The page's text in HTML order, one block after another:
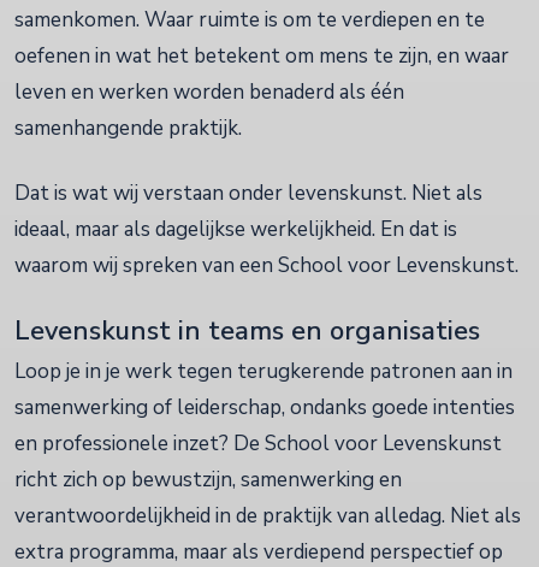
samenkomen. Waar ruimte is om te verdiepen en te
oefenen in wat het betekent om mens te zijn, en waar
leven en werken worden benaderd als één
samenhangende praktijk.
Dat is wat wij verstaan onder levenskunst. Niet als
ideaal, maar als dagelijkse werkelijkheid. En dat is
waarom wij spreken van een School voor Levenskunst.
Levenskunst in teams en organisaties
Loop je in je werk tegen terugkerende patronen aan in
samenwerking of leiderschap, ondanks goede intenties
en professionele inzet? De School voor Levenskunst
richt zich op bewustzijn, samenwerking en
verantwoordelijkheid in de praktijk van alledag. Niet als
extra programma, maar als verdiepend perspectief op